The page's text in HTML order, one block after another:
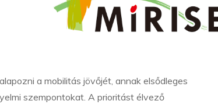
a mobilitás jövőjét, annak elsődleges
szempontokat. A prioritást élvező